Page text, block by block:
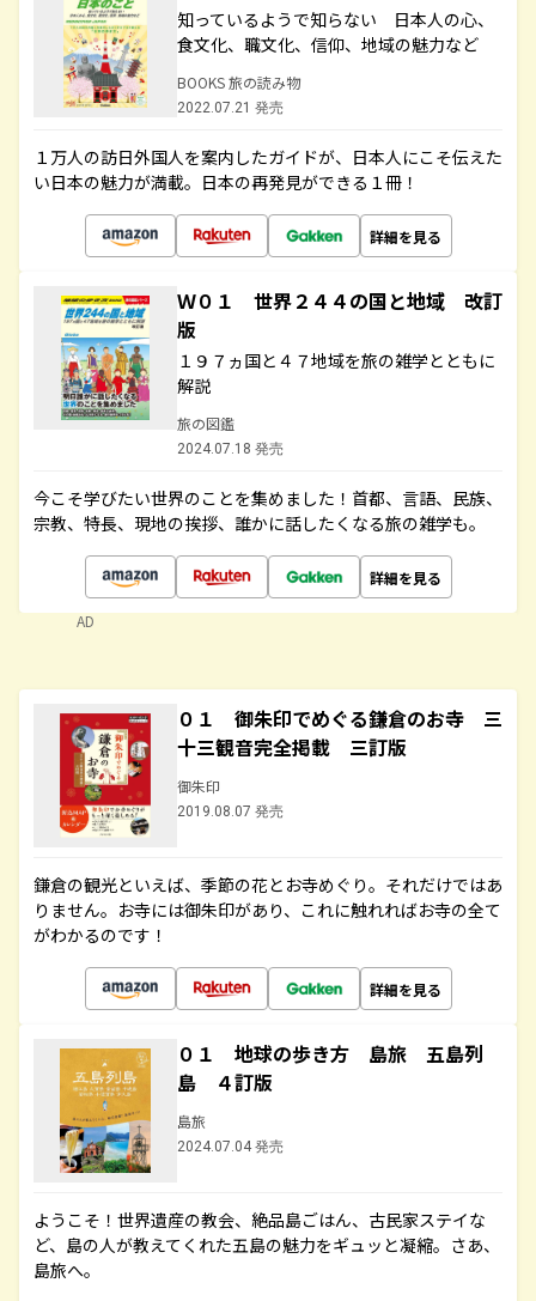
知っているようで知らない 日本人の心、
食文化、職文化、信仰、地域の魅力など
BOOKS 旅の読み物
2022.07.21 発売
１万人の訪日外国人を案内したガイドが、日本人にこそ伝えた
い日本の魅力が満載。日本の再発見ができる１冊！
詳細を見る
Ｗ０１ 世界２４４の国と地域 改訂
版
１９７ヵ国と４７地域を旅の雑学とともに
解説
旅の図鑑
2024.07.18 発売
今こそ学びたい世界のことを集めました！首都、言語、民族、
宗教、特長、現地の挨拶、誰かに話したくなる旅の雑学も。
詳細を見る
AD
０１ 御朱印でめぐる鎌倉のお寺 三
十三観音完全掲載 三訂版
御朱印
2019.08.07 発売
鎌倉の観光といえば、季節の花とお寺めぐり。それだけではあ
りません。お寺には御朱印があり、これに触れればお寺の全て
がわかるのです！
詳細を見る
０１ 地球の歩き方 島旅 五島列
島 ４訂版
島旅
2024.07.04 発売
ようこそ！世界遺産の教会、絶品島ごはん、古民家ステイな
ど、島の人が教えてくれた五島の魅力をギュッと凝縮。さあ、
島旅へ。